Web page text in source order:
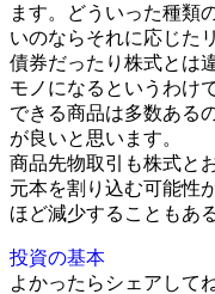
ます。どういった種類
いのならそれに応じた
債券だったり株式とは
モノになるというわけ
できる商品は多数ある
が良いと思います。
商品先物取引も株式と
元本を割り込む可能性
ほど減少することもあ
投資の基本
よかったらシェアして